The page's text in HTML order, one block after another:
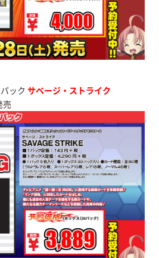
ック サベージ・ストライク
売